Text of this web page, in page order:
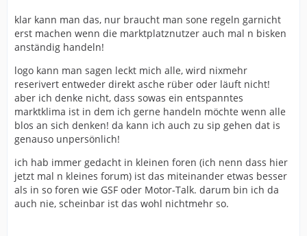
klar kann man das, nur braucht man sone regeln garnicht
erst machen wenn die marktplatznutzer auch mal n bisken
anständig handeln!
logo kann man sagen leckt mich alle, wird nixmehr
reserivert entweder direkt asche rüber oder läuft nicht!
aber ich denke nicht, dass sowas ein entspanntes
marktklima ist in dem ich gerne handeln möchte wenn alle
blos an sich denken! da kann ich auch zu sip gehen dat is
genauso unpersönlich!
ich hab immer gedacht in kleinen foren (ich nenn dass hier
jetzt mal n kleines forum) ist das miteinander etwas besser
als in so foren wie GSF oder Motor-Talk. darum bin ich da
auch nie, scheinbar ist das wohl nichtmehr so.